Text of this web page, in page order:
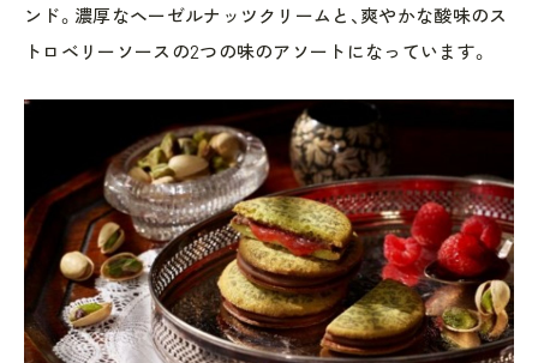
ンド。濃厚なヘーゼルナッツクリームと、爽やかな酸味のス
トロベリーソースの2つの味のアソートになっています。